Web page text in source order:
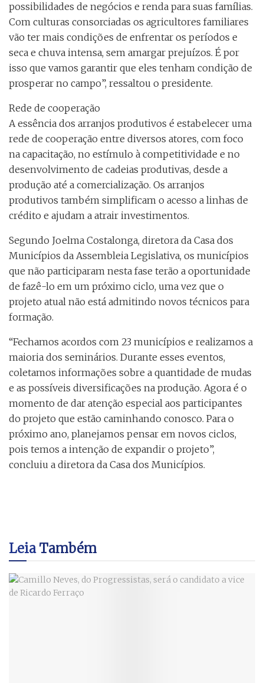
possibilidades de negócios e renda para suas famílias.
Com culturas consorciadas os agricultores familiares
vão ter mais condições de enfrentar os períodos e
seca e chuva intensa, sem amargar prejuízos. É por
isso que vamos garantir que eles tenham condição de
prosperar no campo”, ressaltou o presidente.
Rede de cooperação
A essência dos arranjos produtivos é estabelecer uma
rede de cooperação entre diversos atores, com foco
na capacitação, no estímulo à competitividade e no
desenvolvimento de cadeias produtivas, desde a
produção até a comercialização. Os arranjos
produtivos também simplificam o acesso a linhas de
crédito e ajudam a atrair investimentos.
Segundo Joelma Costalonga, diretora da Casa dos
Municípios da Assembleia Legislativa, os municípios
que não participaram nesta fase terão a oportunidade
de fazê-lo em um próximo ciclo, uma vez que o
projeto atual não está admitindo novos técnicos para
formação.
“Fechamos acordos com 23 municípios e realizamos a
maioria dos seminários. Durante esses eventos,
coletamos informações sobre a quantidade de mudas
e as possíveis diversificações na produção. Agora é o
momento de dar atenção especial aos participantes
do projeto que estão caminhando conosco. Para o
próximo ano, planejamos pensar em novos ciclos,
pois temos a intenção de expandir o projeto”,
concluiu a diretora da Casa dos Municípios.
LeiaTambém